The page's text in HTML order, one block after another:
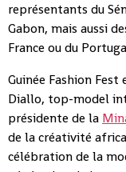
représentants du
Gabon, mais aussi
France ou du
Guinée Fashion
Diallo, top-model
présidente de la
de la créativité
célébration de la